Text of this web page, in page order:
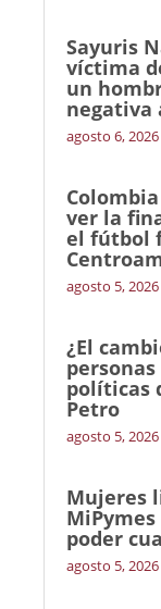
Sayuris
víctima
un
negativa
agosto 6, 2026
ver la
el fútbol
agosto 5, 2026
¿El
personas
políticas
Petro
agosto 5, 2026
Mujeres
poder
agosto 5, 2026